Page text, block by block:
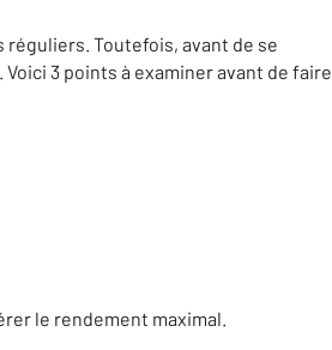
Toutefois, avant de se
3 points à examiner avant de faire
le rendement maximal.